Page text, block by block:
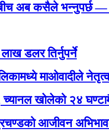
अब कसैले भन्नुपर्छ —
डलर तिर्नुपर्ने
माओवादीले
च्यानल खोलेको २४
आजीवन